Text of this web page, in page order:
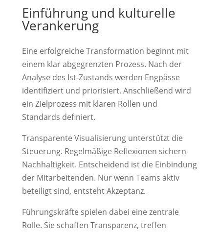
Einführung und kulturelle
Verankerung
Eine erfolgreiche Transformation beginnt mit
einem klar abgegrenzten Prozess. Nach der
Analyse des Ist-Zustands werden Engpässe
identifiziert und priorisiert. Anschließend wird
ein Zielprozess mit klaren Rollen und
Standards definiert.
Transparente Visualisierung unterstützt die
Steuerung. Regelmäßige Reflexionen sichern
Nachhaltigkeit. Entscheidend ist die Einbindung
der Mitarbeitenden. Nur wenn Teams aktiv
beteiligt sind, entsteht Akzeptanz.
Führungskräfte spielen dabei eine zentrale
Rolle. Sie schaffen Transparenz, treffen